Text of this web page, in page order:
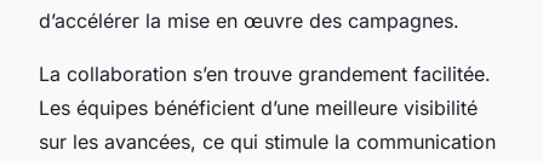
d’accélérer la mise en œuvre des campagnes.
La collaboration s’en trouve grandement facilitée.
Les équipes bénéficient d’une meilleure visibilité
sur les avancées, ce qui stimule la communication